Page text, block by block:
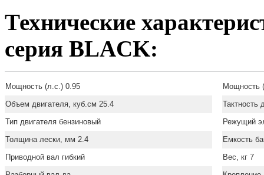
Технические
серия BLACK:
Мощность (л.с.) 0.95
Мощность
Объем двигателя, куб.см 25.4
Тактность
Тип двигателя бензиновый
Режущий
Толщина лески, мм 2.4
Емкость
Приводной вал гибкий
Вес, кг 7